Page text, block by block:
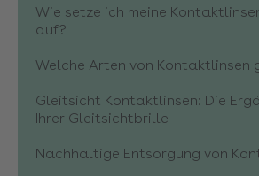
Wie setze ich meine
auf?
Welche Arten von Kontaktlinsen
Gleitsicht Kontaktlinsen: Die
Ihrer Gleitsichtbrille
Nachhaltige Entsorgung von